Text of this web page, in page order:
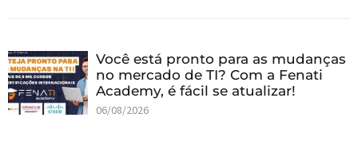
Você está pronto para as mudanças
no mercado de TI? Com a Fenati
Academy, é fácil se atualizar!
06/08/2026